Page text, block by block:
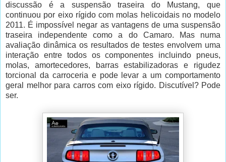
discussão é a suspensão traseira do Mustang, que
continuou por eixo rígido com molas helicoidais no modelo
2011. É impossível negar as vantagens de uma suspensão
traseira independente como a do Camaro. Mas numa
avaliação dinâmica os resultados de testes envolvem uma
interação entre todos os componentes incluindo pneus,
molas, amortecedores, barras estabilizadoras e rigudez
torcional da carroceria e pode levar a um comportamento
geral melhor para carros com eixo rígido. Discutível? Pode
ser.